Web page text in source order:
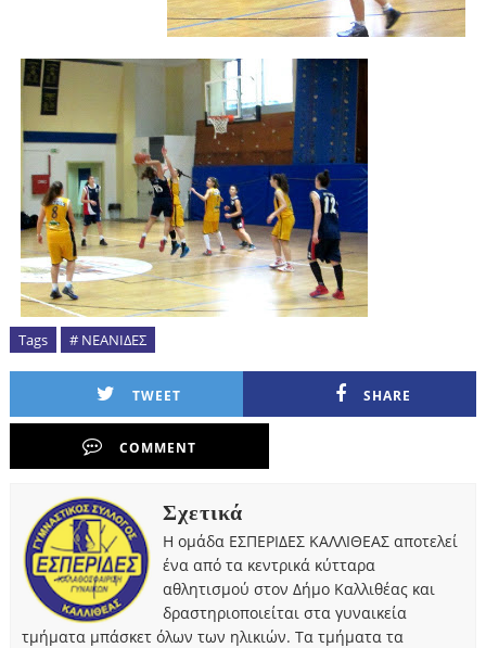
Tags # ΝΕΑΝΙΔΕΣ
TWEET SHARE
COMMENT
Σχετικά
Η ομάδα ΕΣΠΕΡΙΔΕΣ ΚΑΛΛΙΘΕΑΣ αποτελεί
ένα από τα κεντρικά κύτταρα
αθλητισμού στον Δήμο Καλλιθέας και
δραστηριοποιείται στα γυναικεία
τμήματα μπάσκετ όλων των ηλικιών. Τα τμήματα τα